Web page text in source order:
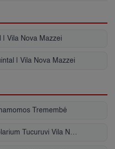
| Vila Nova Mazzei
| Vila Nova Mazzei
Tremembé
Condomínio Residencial Solarium Tucuruvi Vila Nova Mazzei